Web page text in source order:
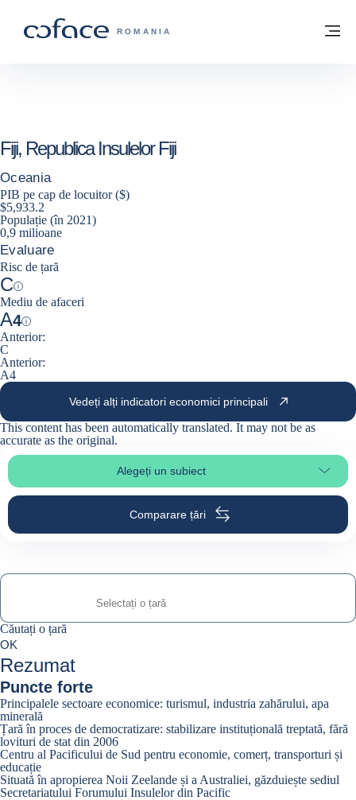
COFACE FOR TRADE - WEBSITE GRUP
ROMANIA
Înapoi la pagina de start
Fiji, Republica Insulelor Fiji
Oceania
PIB pe cap de locuitor ($)
$5,933.2
Populație (în 2021)
0,9 milioane
Evaluare
Risc de țară
C
Help
Mediu de afaceri
A4
Help
Anterior:
C
Anterior:
A4
Vedeți alți indicatori economici principali
This content has been automatically translated. It may not be as
accurate as the original.
Alegeți un subiectSelect page section
Comparare țări
Căutați o țară
0suggestions
Căutați o țară
OK
Rezumat
Puncte forte
Principalele sectoare economice: turismul, industria zahărului, apa
minerală
Țară în proces de democratizare: stabilizare instituțională treptată, fără
lovituri de stat din 2006
Centru al Pacificului de Sud pentru economie, comerț, transporturi și
educație
Situată în apropierea Noii Zeelande și a Australiei, găzduiește sediul
Secretariatului Forumului Insulelor din Pacific